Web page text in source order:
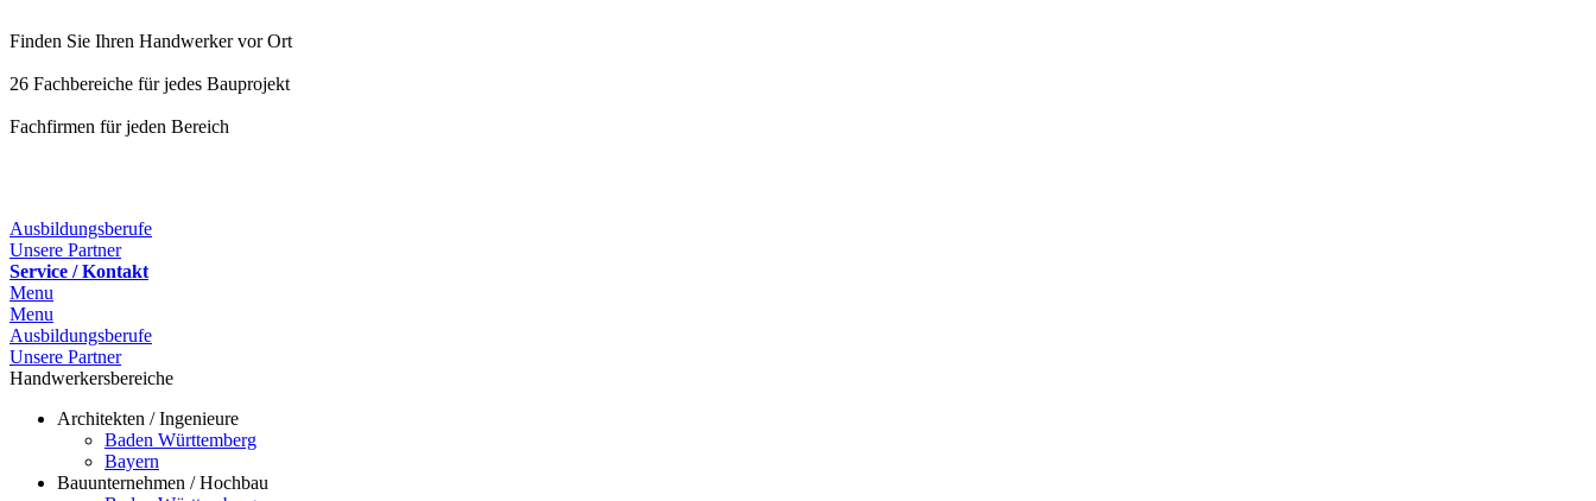
Finden Sie Ihren Handwerker vor Ort
26 Fachbereiche für jedes Bauprojekt
Fachfirmen für jeden Bereich
Ausbildungsberufe
Unsere Partner
Service / Kontakt
Menu
Menu
Ausbildungsberufe
Unsere Partner
Handwerkersbereiche
Architekten / Ingenieure
Baden Württemberg
Bayern
Bauunternehmen / Hochbau